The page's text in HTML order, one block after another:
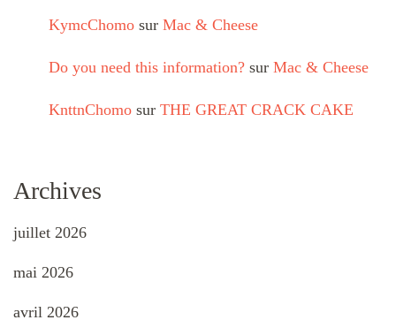
KymcChomo sur Mac & Cheese
Do you need this information? sur Mac & Cheese
KnttnChomo sur THE GREAT CRACK CAKE
Archives
juillet 2026
mai 2026
avril 2026